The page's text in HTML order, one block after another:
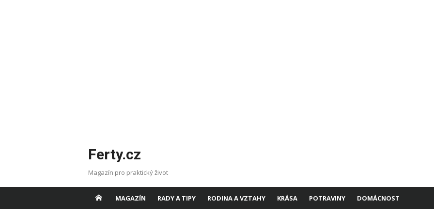
Ferty.cz
Magazín pro praktický život
MAGAZÍN RADY A TIPY RODINA A VZTAHY KRÁSA POTRAVINY DOMÁCNOST